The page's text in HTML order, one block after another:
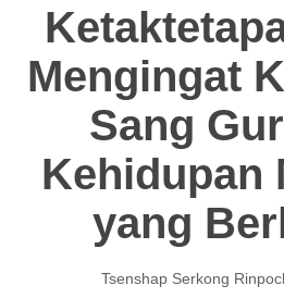
Mengingat
Sang
Kehidupan
yang
Tsenshap Serkong